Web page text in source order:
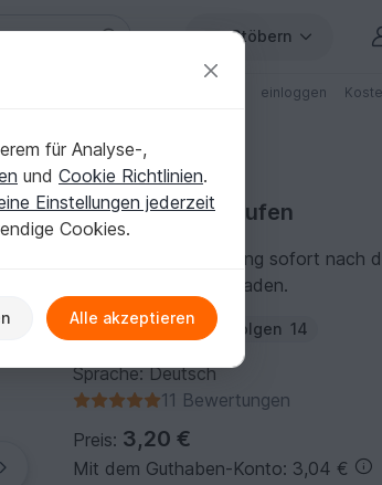
Stöbern
einloggen
Nähanleitung kaufen
Du kannst die Anleitung sofort nach
der Zahlung herunterladen.
Autor: Quilt-it-out Folgen 14
Sprache: Deutsch
11 Bewertungen
Preis: 3,20 €
Mit dem Guthaben-Konto: 3,04 €
für Analyse-,
und Cookie Richtlinien.
Einstellungen jederzeit
Cookies.
Alle akzeptieren